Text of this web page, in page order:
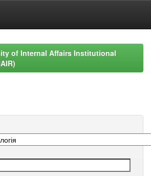
of Internal Affairs Institutional